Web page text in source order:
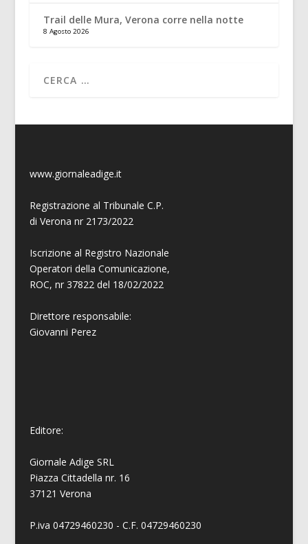
Trail delle Mura, Verona corre nella notte
8 Agosto 2026
www.giornaleadige.it
Registrazione al Tribunale C.P.
di Verona nr 2173/2022
Iscrizione al Registro Nazionale
Operatori della Comunicazione,
ROC, nr 37822 del 18/02/2022
Direttore responsabile:
Giovanni Perez
Editore:
Giornale Adige SRL
Piazza Cittadella nr. 16
37121 Verona
P.iva 04729460230 - C.F. 04729460230